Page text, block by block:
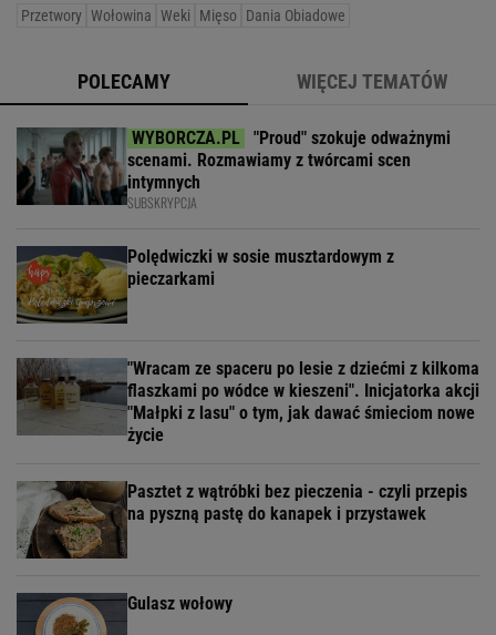
Przetwory Wołowina Weki Mięso Dania Obiadowe
POLECAMY WIĘCEJ TEMATÓW
"Proud" szokuje odważnymi
scenami. Rozmawiamy z twórcami scen
intymnych
SUBSKRYPCJA
Polędwiczki w sosie musztardowym z
pieczarkami
"Wracam ze spaceru po lesie z dziećmi z kilkoma
flaszkami po wódce w kieszeni". Inicjatorka akcji
"Małpki z lasu" o tym, jak dawać śmieciom nowe
życie
Pasztet z wątróbki bez pieczenia - czyli przepis
na pyszną pastę do kanapek i przystawek
Gulasz wołowy